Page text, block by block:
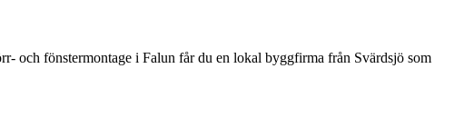
och fönstermontage i Falun får du en lokal byggfirma från Svärdsjö som